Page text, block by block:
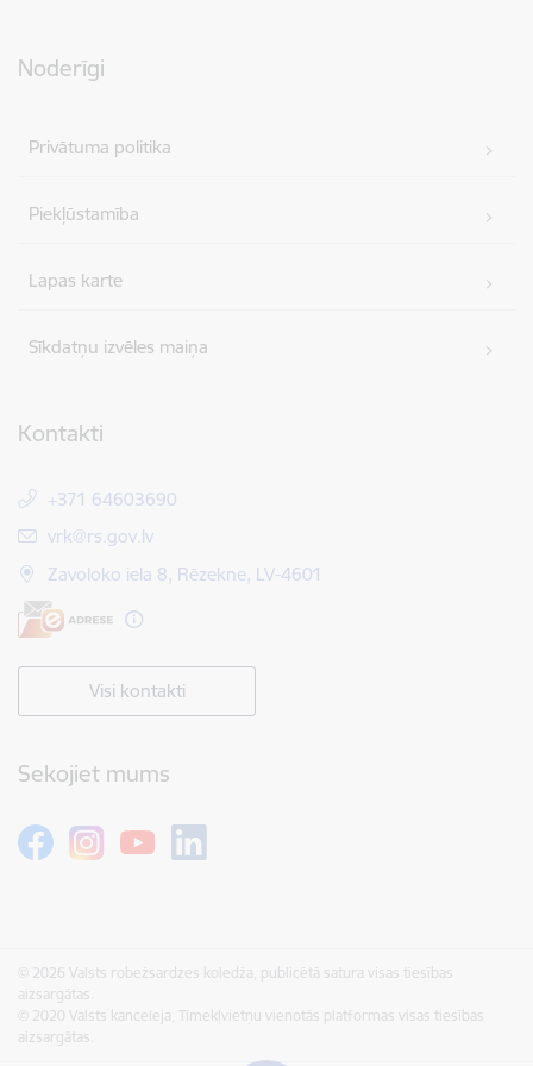
Noderīgi
Privātuma politika
Piekļūstamība
Lapas karte
Sīkdatņu izvēles maiņa
Kontakti
+371 64603690
E-pasts:
vrk@rs.gov.lv
Zavoloko iela 8, Rēzekne, LV-4601
Visi kontakti
Sekojiet mums
© 2026 Valsts robežsardzes koledža, publicētā satura visas tiesības
aizsargātas.
© 2020 Valsts kanceleja, Tīmekļvietņu vienotās platformas visas tiesības
aizsargātas.